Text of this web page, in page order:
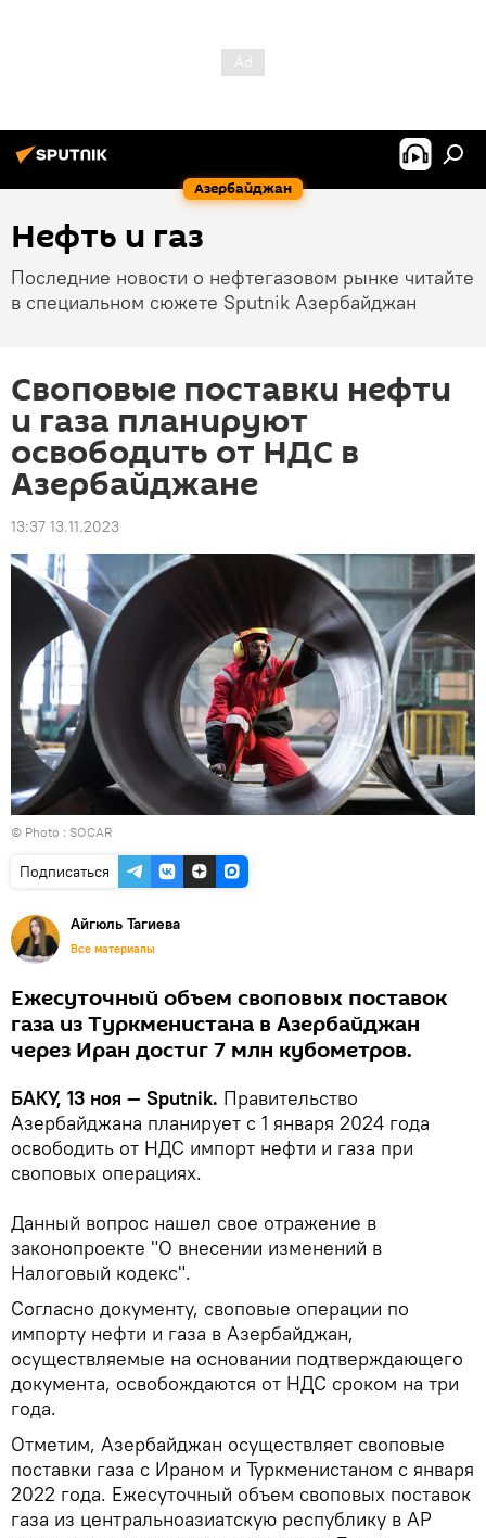
Азербайджан
Нефть и газ
Последние новости о нефтегазовом рынке читайте
в специальном сюжете Sputnik Азербайджан
Своповые поставки нефти
и газа планируют
освободить от НДС в
Азербайджане
13:37 13.11.2023
© Photo : SOCAR
Подписаться
Айгюль Тагиева
Все материалы
Ежесуточный объем своповых поставок
газа из Туркменистана в Азербайджан
через Иран достиг 7 млн кубометров.
БАКУ, 13 ноя — Sputnik. Правительство
Азербайджана планирует с 1 января 2024 года
освободить от НДС импорт нефти и газа при
своповых операциях.
Данный вопрос нашел свое отражение в
законопроекте "О внесении изменений в
Налоговый кодекс".
Согласно документу, своповые операции по
импорту нефти и газа в Азербайджан,
осуществляемые на основании подтверждающего
документа, освобождаются от НДС сроком на три
года.
Отметим, Азербайджан осуществляет своповые
поставки газа с Ираном и Туркменистаном с января
2022 года. Ежесуточный объем своповых поставок
газа из центральноазиатскую республику в АР